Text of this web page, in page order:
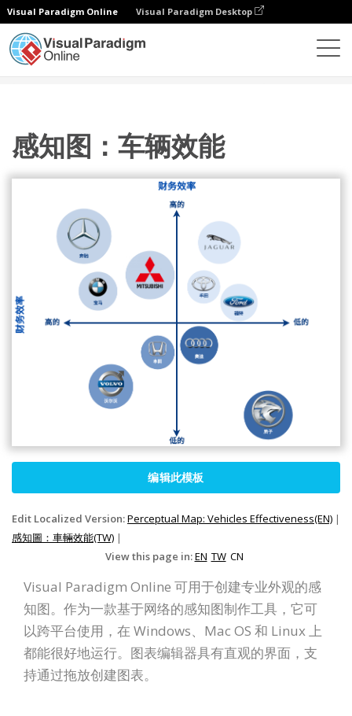
Visual Paradigm Online Visual Paradigm Desktop
感知图：车辆效能
编辑此模板
Edit Localized Version:Perceptual Map: Vehicles Effectiveness(EN) |
感知圖：車輛效能(TW) |
View this page in:EN TW CN
Visual Paradigm Online 可用于创建专业外观的感
知图。作为一款基于网络的感知图制作工具，它可
以跨平台使用，在 Windows、Mac OS 和 Linux 上
都能很好地运行。图表编辑器具有直观的界面，支
持通过拖放创建图表。